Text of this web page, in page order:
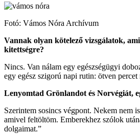
Fotó: Vámos Nóra Archívum
Vannak olyan kötelező vizsgálatok,
kitettségre?
Nincs. Van nálam egy egészségügyi
egy egész szigorú napi rutin: ötven
Lenyomtad Grönlandot és Norvégiát,
Szerintem sosincs végpont. Nekem nem
amivel feltöltöm. Emberekhez szólok
dolgaimat.”